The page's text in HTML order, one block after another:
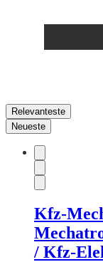
Relevanteste
Neueste
Kfz-
/ Kfz-